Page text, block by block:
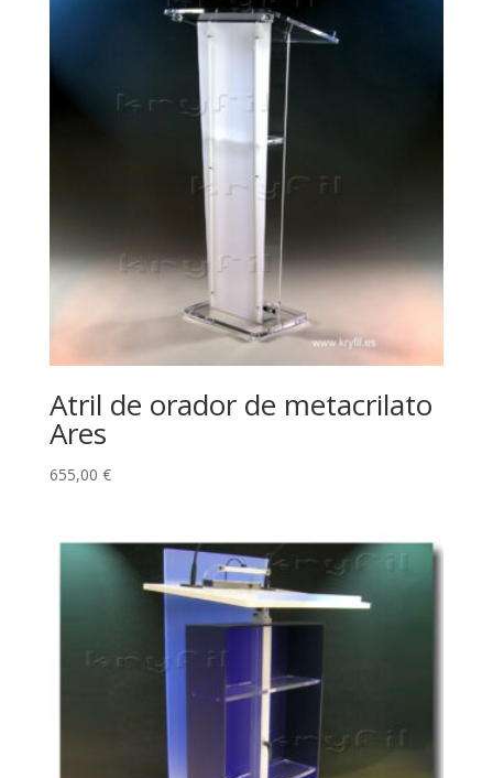
Atril de orador de metacrilato
Ares
655,00 €